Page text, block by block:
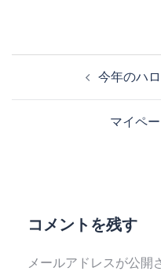
今年のハ
マイペ
コメントを残す
メールアドレスが公開